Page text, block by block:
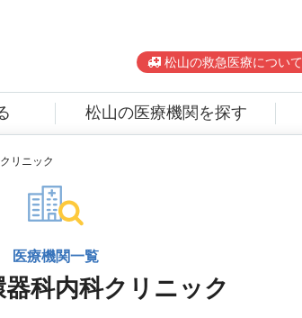
松山の救急医療について
松山の医療機関を探す
リニック
医療機関一覧
科内科クリニック